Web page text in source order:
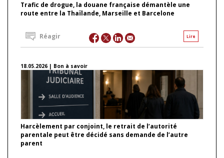
Trafic de drogue, la douane française démantèle une
route entre la Thaïlande, Marseille et Barcelone
Lire
Réagir
18.05.2026 | Bon à savoir
Harcèlement par conjoint, le retrait de l’autorité
parentale peut être décidé sans demande de l’autre
parent